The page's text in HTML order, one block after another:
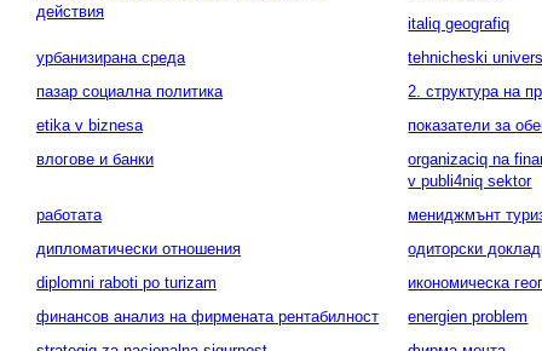
действия
italiq geografiq
урбанизирана среда
tehnicheski
пазар социална политика
2. структура на
etika v biznesa
показатели за
влогове и банки
organizaciq na
v publi4niq sektor
работата
мениджмънт
дипломатически отношения
одиторски
diplomni raboti po turizam
икономическа
финансов анализ на фирмената рентабилност
energien problem